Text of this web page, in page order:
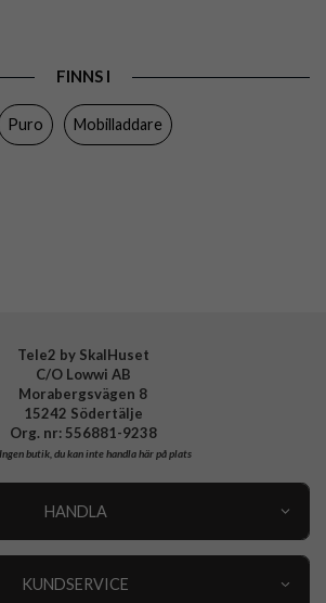
PUTCUSBAC25WDYKCCWHI
FINNS I
Puro Mobilladdare
Tele2 by SkalHuset
C/O Lowwi AB
Morabergsvägen 8
15242 Södertälje
Org. nr: 556881-9238
Ingen butik, du kan inte handla här på plats
HANDLA
KUNDSERVICE